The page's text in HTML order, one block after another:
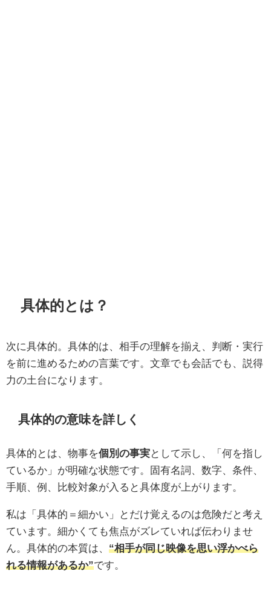
具体的とは？
次に具体的。具体的は、相手の理解を揃え、判断・実行
を前に進めるための言葉です。文章でも会話でも、説得
力の土台になります。
具体的の意味を詳しく
具体的とは、物事を個別の事実として示し、「何を指し
ているか」が明確な状態です。固有名詞、数字、条件、
手順、例、比較対象が入ると具体度が上がります。
私は「具体的＝細かい」とだけ覚えるのは危険だと考え
ています。細かくても焦点がズレていれば伝わりませ
ん。具体的の本質は、 “相手が同じ映像を思い浮かべら
れる情報があるか”です。